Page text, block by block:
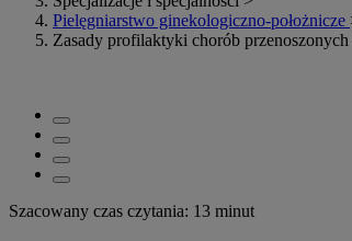
Pielęgniarstwo ginekologiczno-położnicze
Zasady profilaktyki chorób
Szacowany czas czytania: 13 minut